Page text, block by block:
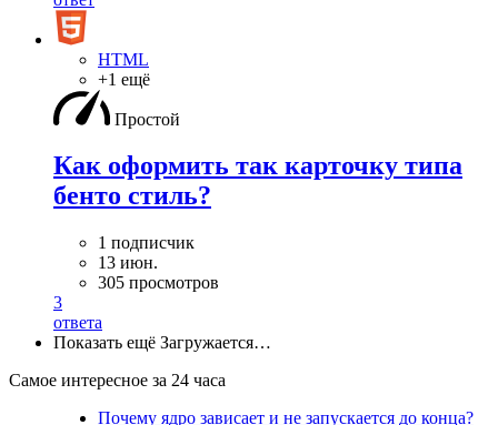
HTML
+1 ещё
Простой
Как оформить так карточку типа
бенто стиль?
1 подписчик
13 июн.
305 просмотров
3
ответа
Показать ещё Загружается…
Самое интересное за 24 часа
Почему ядро зависает и не запускается до конца?